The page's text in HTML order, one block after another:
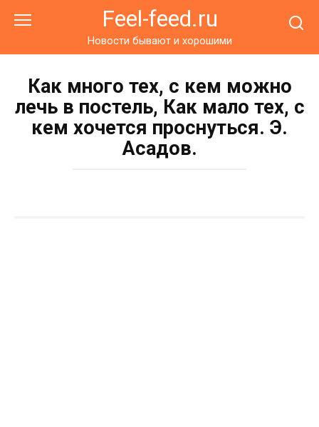
Feel-feed.ru
Новости бывают и хорошими
Как много тех, с кем можно
лечь в постель, Как мало тех, с
кем хочется проснуться. Э.
Асадов.